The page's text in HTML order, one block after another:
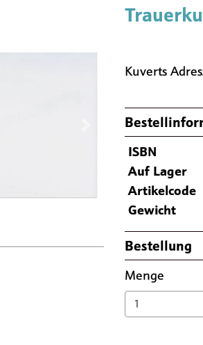
Nächste
Kuverts
ISBN
Auf Lager
Artikelcode
Gewicht
Bestellung
Menge